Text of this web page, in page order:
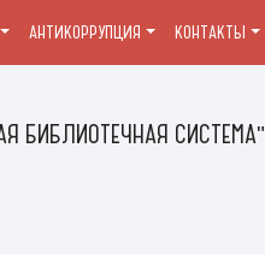
БИБЛИОТЕЧНАЯ СИСТЕМА"
АНТИКОРРУПЦИЯ КОНТАКТЫ